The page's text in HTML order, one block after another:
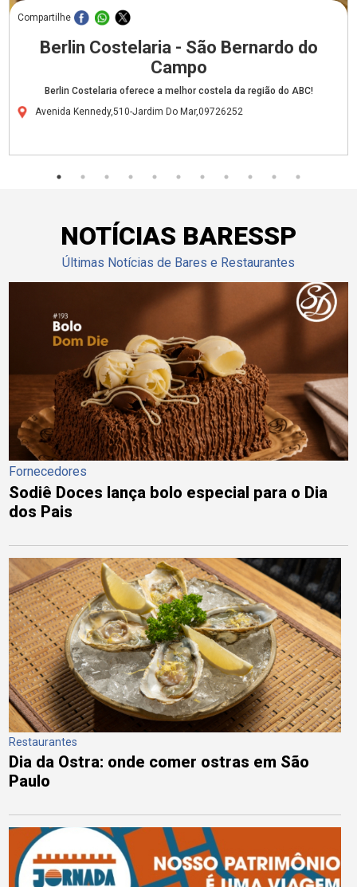
Compartilhe
Berlin Costelaria - São Bernardo do
Campo
Berlin Costelaria oferece a melhor costela da região do ABC!
Avenida Kennedy,510-Jardim Do Mar,09726252
NOTÍCIAS BARESSP
Últimas Notícias de Bares e Restaurantes
Fornecedores
Sodiê Doces lança bolo especial para o Dia
dos Pais
Restaurantes
Dia da Ostra: onde comer ostras em São
Paulo